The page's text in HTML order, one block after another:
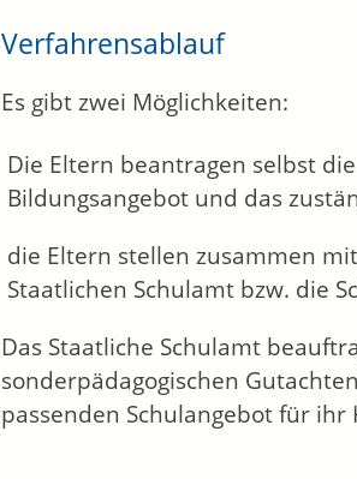
Verfahrensablauf
Es gibt zwei Möglichkeiten:
Die Eltern beantragen selbst
Bildungsangebot und das
die Eltern stellen zusammen
Staatlichen Schulamt bzw. die
Das Staatliche Schulamt
sonderpädagogischen
passenden Schulangebot für